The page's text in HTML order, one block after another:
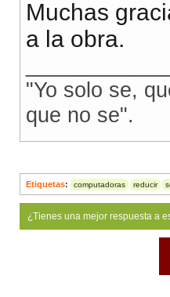
Muchas
a la obra.
"Yo solo se,
que no se".
Etiquetas: computadoras reducir
¿Tienes una mejor respuesta a